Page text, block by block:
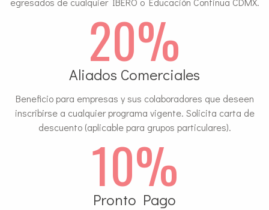
20%
Aliados Comerciales
Beneficio para empresas y sus colaboradores que deseen
inscribirse a cualquier programa vigente. Solicita carta de
descuento (aplicable para grupos particulares).
10%
Pronto Pago